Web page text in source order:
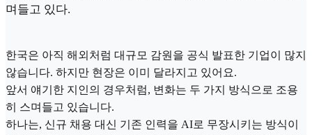
며들고 있다.
한국은 아직 해외처럼 대규모 감원을 공식 발표한 기업이 많지
않습니다. 하지만 현장은 이미 달라지고 있어요.
앞서 얘기한 지인의 경우처럼, 변화는 두 가지 방식으로 조용
히 스며들고 있습니다.
하나는, 신규 채용 대신 기존 인력을 AI로 무장시키는 방식이